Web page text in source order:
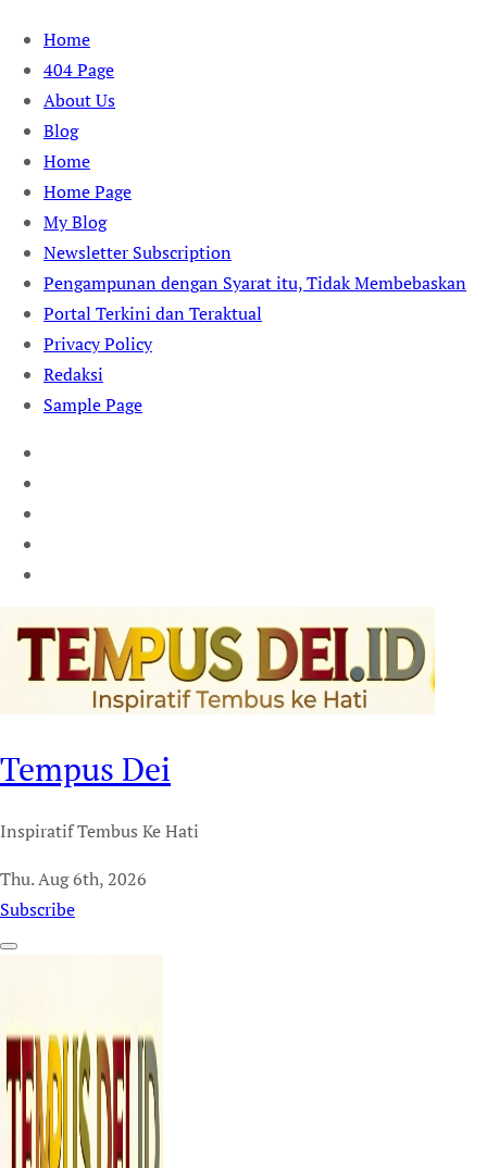
Skip
content
Home
404 Page
About Us
Blog
Home
Home Page
My Blog
Newsletter Subscription
Pengampunan dengan Syarat itu, Tidak Membebaskan
Portal Terkini dan Teraktual
Privacy Policy
Redaksi
Sample Page
Tempus Dei
Inspiratif Tembus Ke Hati
Thu. Aug 6th, 2026
Subscribe